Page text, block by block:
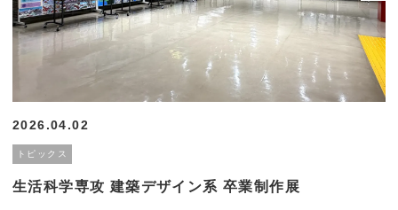
2026.04.02
トピックス
生活科学専攻 建築デザイン系 卒業制作展